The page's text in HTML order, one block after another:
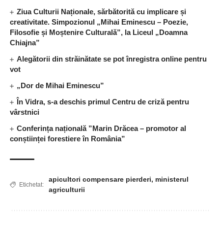
Ziua Culturii Naționale, sărbătorită cu implicare și
creativitate. Simpozionul „Mihai Eminescu – Poezie,
Filosofie și Moștenire Culturală”, la Liceul „Doamna
Chiajna”
Alegătorii din străinătate se pot înregistra online pentru
vot
„Dor de Mihai Eminescu”
În Vidra, s-a deschis primul Centru de criză pentru
vârstnici
Conferința națională ”Marin Drăcea – promotor al
conștiinței forestiere în România”
Etichetat:
apicultori compensare pierderi, ministerul
agriculturii